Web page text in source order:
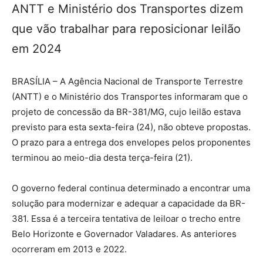
ANTT e Ministério dos Transportes dizem
que vão trabalhar para reposicionar leilão
em 2024
BRASÍLIA – A Agência Nacional de Transporte Terrestre
(ANTT) e o Ministério dos Transportes informaram que o
projeto de concessão da BR-381/MG, cujo leilão estava
previsto para esta sexta-feira (24), não obteve propostas.
O prazo para a entrega dos envelopes pelos proponentes
terminou ao meio-dia desta terça-feira (21).
O governo federal continua determinado a encontrar uma
solução para modernizar e adequar a capacidade da BR-
381. Essa é a terceira tentativa de leiloar o trecho entre
Belo Horizonte e Governador Valadares. As anteriores
ocorreram em 2013 e 2022.